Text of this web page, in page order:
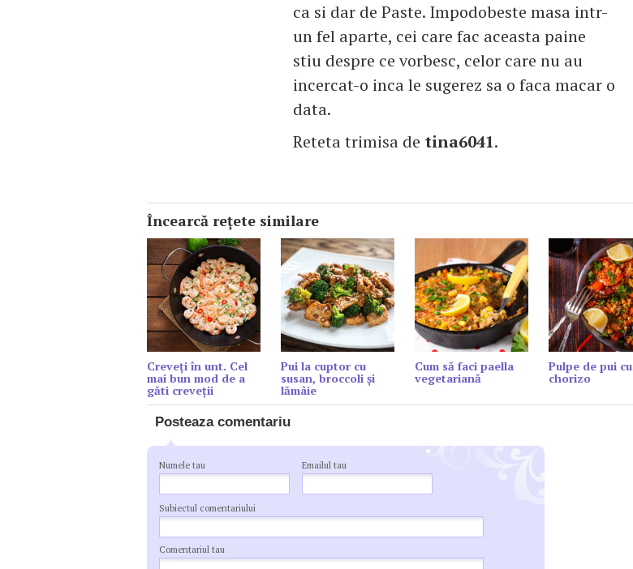
ca si dar de Paste. Impodobeste masa intr-
un fel aparte, cei care fac aceasta paine
stiu despre ce vorbesc, celor care nu au
incercat-o inca le sugerez sa o faca macar o
data.
Reteta trimisa de tina6041.
Încearcă reţete similare
Creveți în unt. Cel
mai bun mod de a
găti creveții
Pui la cuptor cu
susan, broccoli și
lămâie
Cum să faci paella
vegetariană
Pulpe de pui cu
chorizo
Posteaza comentariu
Numele tau Emailul tau
Subiectul comentariului
Comentariul tau